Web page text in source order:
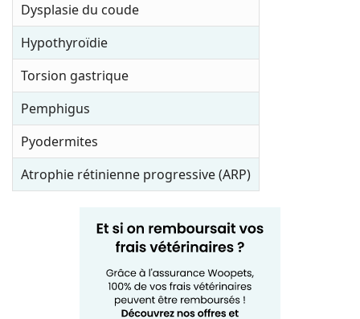
Dysplasie du coude
Hypothyroïdie
Torsion gastrique
Pemphigus
Pyodermites
Atrophie rétinienne progressive (ARP)